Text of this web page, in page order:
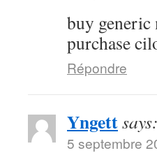
buy generic
purchase
Répondre
Yngettsays:
5 septembre